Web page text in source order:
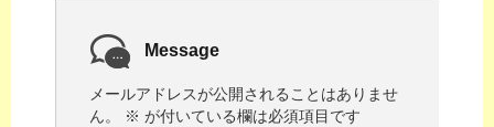
Message
メールアドレスが公開されることはありませ
ん。
※ が付いている欄は必須項目です